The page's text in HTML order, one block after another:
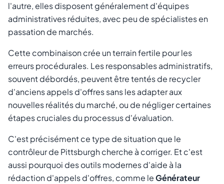
l'autre, elles disposent généralement d'équipes
administratives réduites, avec peu de spécialistes en
passation de marchés.
Cette combinaison crée un terrain fertile pour les
erreurs procédurales. Les responsables administratifs,
souvent débordés, peuvent être tentés de recycler
d'anciens appels d'offres sans les adapter aux
nouvelles réalités du marché, ou de négliger certaines
étapes cruciales du processus d'évaluation.
C'est précisément ce type de situation que le
contrôleur de Pittsburgh cherche à corriger. Et c'est
aussi pourquoi des outils modernes d'aide à la
rédaction d'appels d'offres, comme leGénérateur